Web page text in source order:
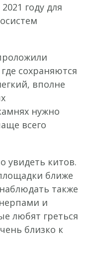
году для
сохраняются
вполне
нужно
всего
увидеть китов.
ближе
также
и
любят греться
близко к